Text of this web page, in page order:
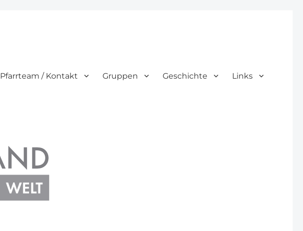
Pfarrteam / Kontakt Gruppen Geschichte Links